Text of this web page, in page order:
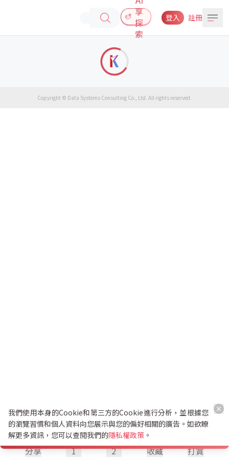
享
探
索
登入 註冊
分享 1 2 收藏 打賞
Copyright © Data Systems Consulting Co., Ltd. All rights reserved.
我們使用本身的Cookie和第三方的Cookie進行分析，並根據您
的瀏覽習慣和個人資料向您展示與您的偏好相關的廣告。如欲瞭
解更多資訊，您可以查閱我們的隱私權政策 。